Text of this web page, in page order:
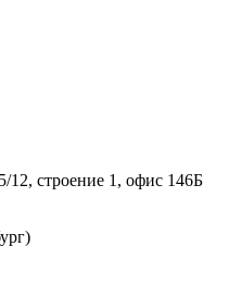
строение 1, офис 146Б